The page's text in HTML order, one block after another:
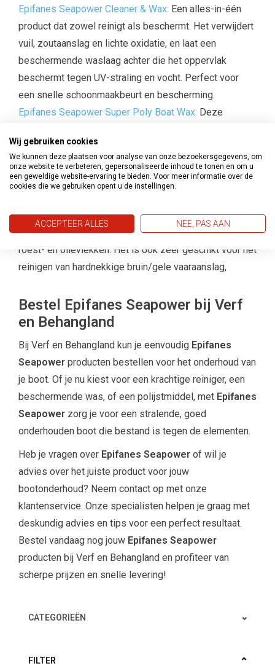
Epifanes Seapower Cleaner & Wax: Een alles-in-één
product dat zowel reinigt als beschermt. Het verwijdert
vuil, zoutaanslag en lichte oxidatie, en laat een
beschermende waslaag achter die het oppervlak
beschermt tegen UV-straling en vocht. Perfect voor
een snelle schoonmaakbeurt en bescherming.
Epifanes Seapower Super Poly Boat Wax: Deze
langdurige glans op gelcoat, glasvezel en gelakte
oppervlakken. Met deze wax blijft je boot niet alleen
mooi, maar is hij ook beter beschermd tegen
Epifanes Hull & Antifouling Cleaner:Deze reiniger
verwijdert snel en eenvoudig ongewenste kalkaanslag,
roest- en olievlekken. Het is ook zeer geschikt voor het
reinigen van hardnekkige bruin/gele vaaraanslag,
Bestel Epifanes Seapower bij Verf
en Behangland
Bij Verf en Behangland kun je eenvoudig Epifanes
Seapower producten bestellen voor het onderhoud van
je boot. Of je nu kiest voor een krachtige reiniger, een
beschermende was, of een polijstmiddel, met Epifanes
Seapower zorg je voor een stralende, goed
onderhouden boot die bestand is tegen de elementen.
Heb je vragen over Epifanes Seapower of wil je
advies over het juiste product voor jouw
bootonderhoud? Neem contact op met onze
klantenservice. Onze specialisten helpen je graag met
deskundig advies en tips voor een perfect resultaat.
Bestel vandaag nog jouw Epifanes Seapower
producten bij Verf en Behangland en profiteer van
scherpe prijzen en snelle levering!
CATEGORIEËN
FILTER
Wij gebruiken cookies
We kunnen deze plaatsen voor analyse van onze bezoekersgegevens, om
onze website te verbeteren, gepersonaliseerde inhoud te tonen en om u
een geweldige website-ervaring te bieden. Voor meer informatie over de
cookies die we gebruiken opent u de instellingen.
ACCEPTEER ALLES NEE, PAS AAN